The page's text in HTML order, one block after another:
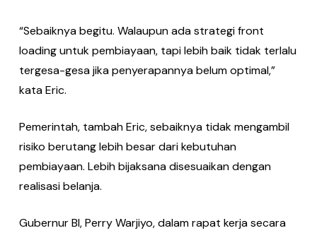
“Sebaiknya begitu. Walaupun ada strategi front
loading untuk pembiaya­an, tapi lebih baik tidak terlalu
tergesa-gesa jika penyerapannya belum opti­mal,”
kata Eric.
Pemerintah, tambah Eric, sebaiknya tidak mengambil
risiko berutang lebih besar dari kebutuhan
pembiayaan. Le­bih bijaksana disesuaikan dengan
real­isasi belanja.
Gubernur BI, Perry Warjiyo, dalam ra­pat kerja secara